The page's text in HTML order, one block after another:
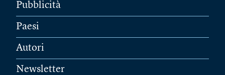
Pubblicità
Paesi
Autori
Newsletter